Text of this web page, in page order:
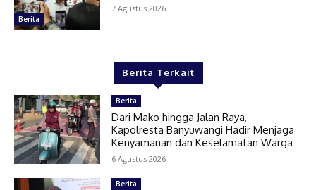
Berita
7 Agustus 2026
Berita Terkait
Berita
Dari Mako hingga Jalan Raya,
Kapolresta Banyuwangi Hadir Menjaga
Kenyamanan dan Keselamatan Warga
6 Agustus 2026
Berita